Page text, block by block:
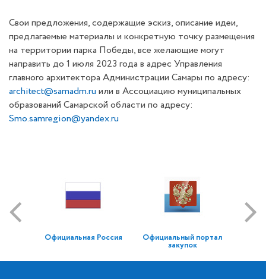
Свои предложения, содержащие эскиз, описание идеи,
предлагаемые материалы и конкретную точку размещения
на территории парка Победы, все желающие могут
направить до 1 июля 2023 года в адрес Управления
главного архитектора Администрации Самары по адресу:
architect@samadm.ru или в Ассоциацию муниципальных
образований Самарской области по адресу:
Smo.samregion@yandex.ru
Официальная Россия Официальный портал
закупок